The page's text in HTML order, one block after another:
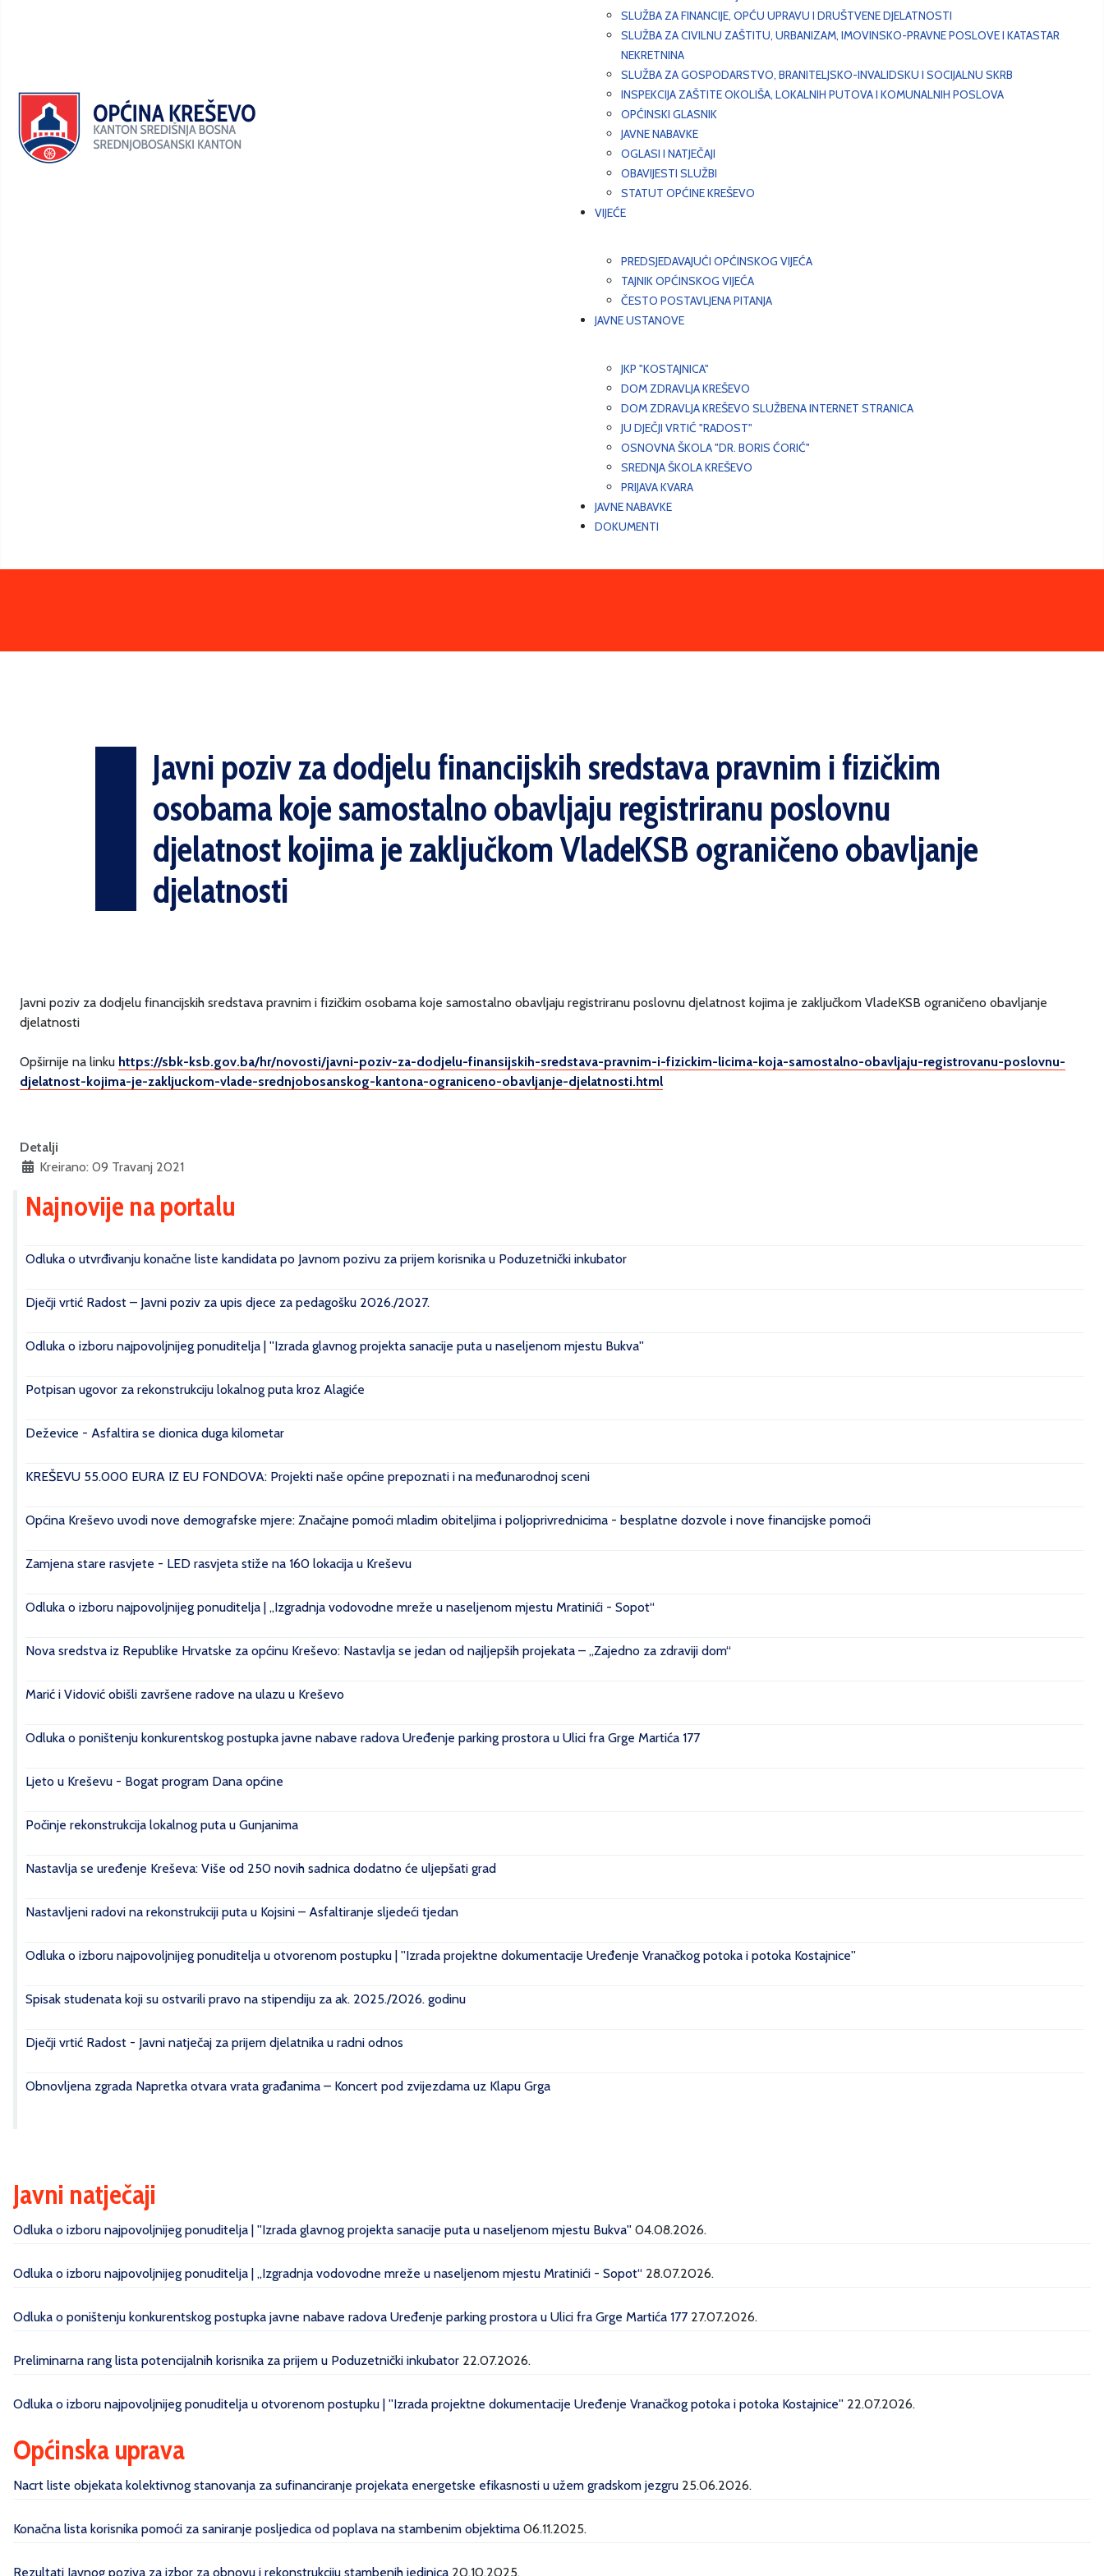
SLUŽBA ZA FINANCIJE, OPĆU UPRAVU I DRUŠTVENE DJELATNOSTI
SLUŽBA ZA CIVILNU ZAŠTITU, URBANIZAM, IMOVINSKO-PRAVNE POSLOVE I KATASTAR
NEKRETNINA
SLUŽBA ZA GOSPODARSTVO, BRANITELJSKO-INVALIDSKU I SOCIJALNU SKRB
INSPEKCIJA ZAŠTITE OKOLIŠA, LOKALNIH PUTOVA I KOMUNALNIH POSLOVA
OPĆINSKI GLASNIK
JAVNE NABAVKE
OGLASI I NATJEČAJI
OBAVIJESTI SLUŽBI
STATUT OPĆINE KREŠEVO
VIJEĆE
PREDSJEDAVAJUĆI OPĆINSKOG VIJEĆA
TAJNIK OPĆINSKOG VIJEĆA
ČESTO POSTAVLJENA PITANJA
JAVNE USTANOVE
JKP "KOSTAJNICA"
DOM ZDRAVLJA KREŠEVO
DOM ZDRAVLJA KREŠEVO SLUŽBENA INTERNET STRANICA
JU DJEČJI VRTIĆ "RADOST"
OSNOVNA ŠKOLA "DR. BORIS ĆORIĆ"
SREDNJA ŠKOLA KREŠEVO
PRIJAVA KVARA
JAVNE NABAVKE
DOKUMENTI
Javni poziv za dodjelu financijskih sredstava pravnim i fizičkim
osobama koje samostalno obavljaju registriranu poslovnu
djelatnost kojima je zaključkom VladeKSB ograničeno obavljanje
djelatnosti
Javni poziv za dodjelu financijskih sredstava pravnim i fizičkim osobama koje samostalno obavljaju registriranu poslovnu djelatnost kojima je zaključkom VladeKSB ograničeno obavljanje
djelatnosti
Opširnije na linku https://sbk-ksb.gov.ba/hr/novosti/javni-poziv-za-dodjelu-finansijskih-sredstava-pravnim-i-fizickim-licima-koja-samostalno-obavljaju-registrovanu-poslovnu-
djelatnost-kojima-je-zakljuckom-vlade-srednjobosanskog-kantona-ograniceno-obavljanje-djelatnosti.html
Detalji
Kreirano: 09 Travanj 2021
Najnovije na portalu
Odluka o utvrđivanju konačne liste kandidata po Javnom pozivu za prijem korisnika u Poduzetnički inkubator
Dječji vrtić Radost – Javni poziv za upis djece za pedagošku 2026./2027.
Odluka o izboru najpovoljnijeg ponuditelja | ''Izrada glavnog projekta sanacije puta u naseljenom mjestu Bukva''
Potpisan ugovor za rekonstrukciju lokalnog puta kroz Alagiće
Deževice - Asfaltira se dionica duga kilometar
KREŠEVU 55.000 EURA IZ EU FONDOVA: Projekti naše općine prepoznati i na međunarodnoj sceni
Općina Kreševo uvodi nove demografske mjere: Značajne pomoći mladim obiteljima i poljoprivrednicima - besplatne dozvole i nove financijske pomoći
Zamjena stare rasvjete - LED rasvjeta stiže na 160 lokacija u Kreševu
Odluka o izboru najpovoljnijeg ponuditelja | „Izgradnja vodovodne mreže u naseljenom mjestu Mratinići - Sopot“
Nova sredstva iz Republike Hrvatske za općinu Kreševo: Nastavlja se jedan od najljepših projekata – „Zajedno za zdraviji dom“
Marić i Vidović obišli završene radove na ulazu u Kreševo
Odluka o poništenju konkurentskog postupka javne nabave radova Uređenje parking prostora u Ulici fra Grge Martića 177
Ljeto u Kreševu - Bogat program Dana općine
Počinje rekonstrukcija lokalnog puta u Gunjanima
Nastavlja se uređenje Kreševa: Više od 250 novih sadnica dodatno će uljepšati grad
Nastavljeni radovi na rekonstrukciji puta u Kojsini – Asfaltiranje sljedeći tjedan
Odluka o izboru najpovoljnijeg ponuditelja u otvorenom postupku | ''Izrada projektne dokumentacije Uređenje Vranačkog potoka i potoka Kostajnice''
Spisak studenata koji su ostvarili pravo na stipendiju za ak. 2025./2026. godinu
Dječji vrtić Radost - Javni natječaj za prijem djelatnika u radni odnos
Obnovljena zgrada Napretka otvara vrata građanima – Koncert pod zvijezdama uz Klapu Grga
Javni natječaji
Odluka o izboru najpovoljnijeg ponuditelja | ''Izrada glavnog projekta sanacije puta u naseljenom mjestu Bukva'' 04.08.2026.
Odluka o izboru najpovoljnijeg ponuditelja | „Izgradnja vodovodne mreže u naseljenom mjestu Mratinići - Sopot“ 28.07.2026.
Odluka o poništenju konkurentskog postupka javne nabave radova Uređenje parking prostora u Ulici fra Grge Martića 177 27.07.2026.
Preliminarna rang lista potencijalnih korisnika za prijem u Poduzetnički inkubator 22.07.2026.
Odluka o izboru najpovoljnijeg ponuditelja u otvorenom postupku | ''Izrada projektne dokumentacije Uređenje Vranačkog potoka i potoka Kostajnice'' 22.07.2026.
Općinska uprava
Nacrt liste objekata kolektivnog stanovanja za sufinanciranje projekata energetske efikasnosti u užem gradskom jezgru 25.06.2026.
Konačna lista korisnika pomoći za saniranje posljedica od poplava na stambenim objektima 06.11.2025.
Rezultati Javnog poziva za izbor za obnovu i rekonstrukciju stambenih jedinica 20.10.2025.